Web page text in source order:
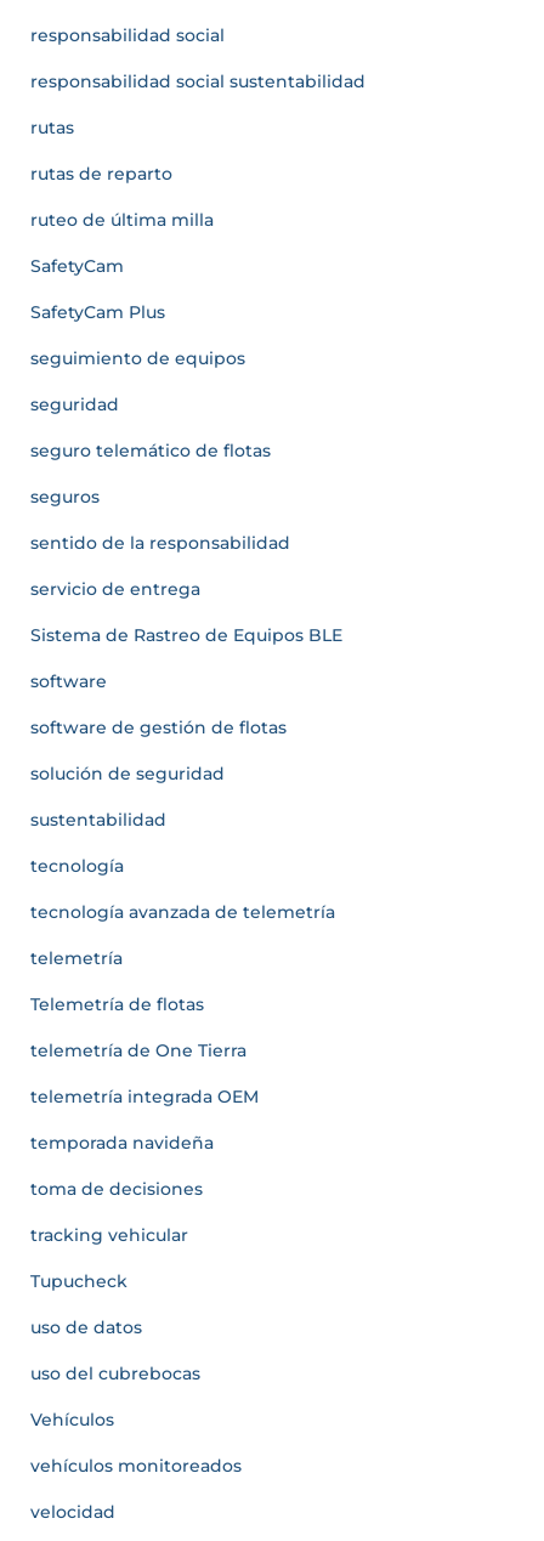
responsabilidad social
responsabilidad social sustentabilidad
rutas
rutas de reparto
ruteo de última milla
SafetyCam
SafetyCam Plus
seguimiento de equipos
seguridad
seguro telemático de flotas
seguros
sentido de la responsabilidad
servicio de entrega
Sistema de Rastreo de Equipos BLE
software
software de gestión de flotas
solución de seguridad
sustentabilidad
tecnología
tecnología avanzada de telemetría
telemetría
Telemetría de flotas
telemetría de One Tierra
telemetría integrada OEM
temporada navideña
toma de decisiones
tracking vehicular
Tupucheck
uso de datos
uso del cubrebocas
Vehículos
vehículos monitoreados
velocidad